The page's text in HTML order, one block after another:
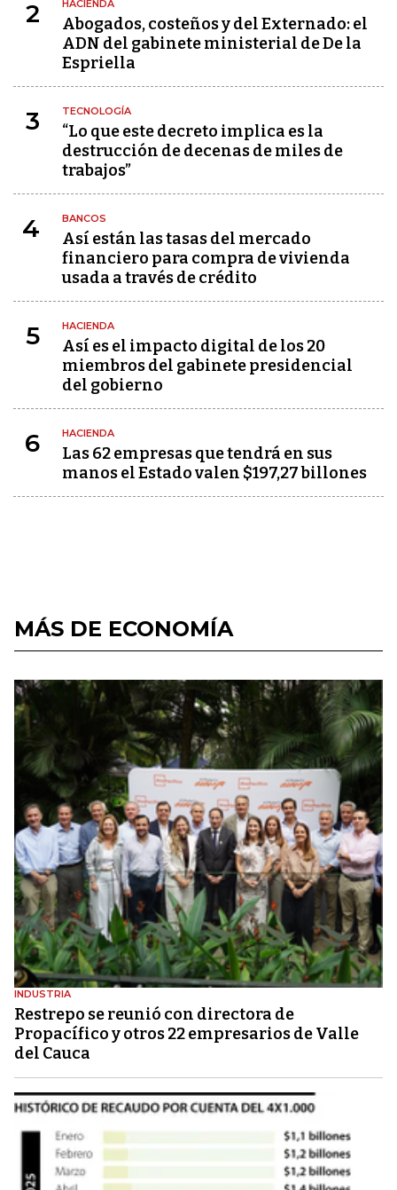
2 HACIENDA
Abogados, costeños y del Externado: el
ADN del gabinete ministerial de De la
Espriella
3 TECNOLOGÍA
“Lo que este decreto implica es la
destrucción de decenas de miles de
trabajos”
4 BANCOS
Así están las tasas del mercado
financiero para compra de vivienda
usada a través de crédito
5 HACIENDA
Así es el impacto digital de los 20
miembros del gabinete presidencial
del gobierno
6 HACIENDA
Las 62 empresas que tendrá en sus
manos el Estado valen $197,27 billones
MÁS DE ECONOMÍA
INDUSTRIA
Restrepo se reunió con directora de
Propacífico y otros 22 empresarios de Valle
del Cauca